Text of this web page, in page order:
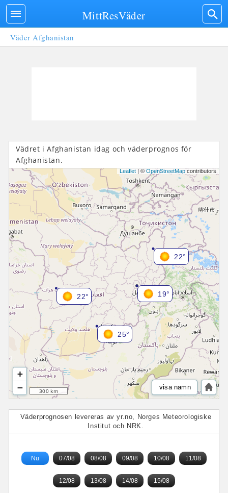
Väder Afghanistan
Vädret i Afghanistan idag och väderprognos för
Afghanistan.
22°
19°
22°
25°
+
−
300 km
Leaflet | © OpenStreetMap contributors
visa namn
Väderprognosen levereras av yr.no, Norges Meteorologiske
Institut och NRK.
Nu 07/08 08/08 09/08 10/08 11/08
12/08 13/08 14/08 15/08
MittResVäder